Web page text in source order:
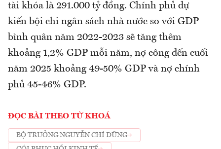
tài khóa là 291.000 tỷ đồng. Chính phủ dự
kiến bội chi ngân sách nhà nước so với GDP
bình quân năm 2022-2023 sẽ tăng thêm
khoảng 1,2% GDP mỗi năm, nợ công đến cuối
năm 2025 khoảng 49-50% GDP và nợ chính
phủ 45-46% GDP.
ĐỌC BÀI THEO TỪ KHOÁ
BỘ TRƯỞNG NGUYỄN CHÍ DŨNG